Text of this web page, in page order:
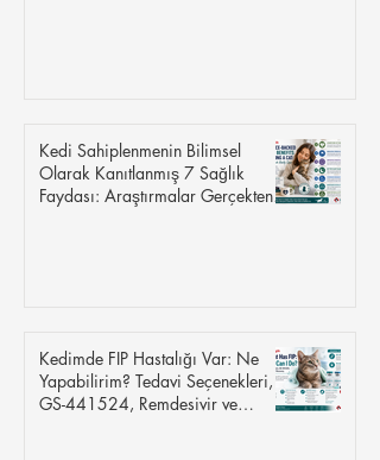
Kedi Sahiplenmenin Bilimsel
Olarak Kanıtlanmış 7 Sağlık
Faydası: Araştırmalar Gerçekten
Kedimde FIP Hastalığı Var: Ne
Yapabilirim? Tedavi Seçenekleri,
GS-441524, Remdesivir ve